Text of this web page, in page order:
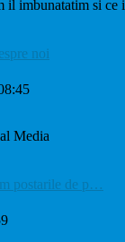
il imbunatatim si ce
noi
Media
postarile de p…